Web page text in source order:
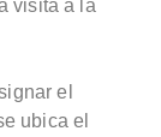
visita a la
el
ubica el